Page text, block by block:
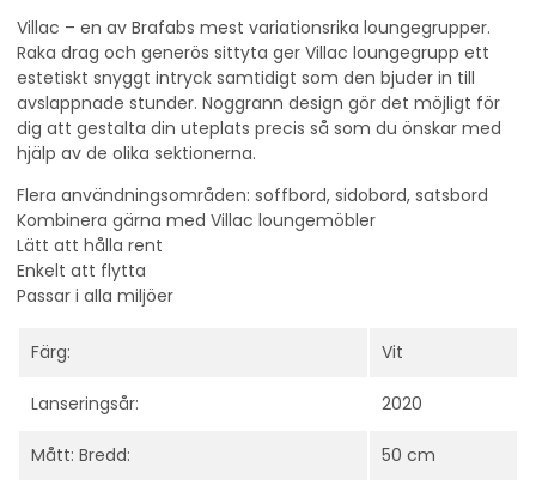
Villac – en av Brafabs mest variationsrika loungegrupper.
Raka drag och generös sittyta ger Villac loungegrupp ett
estetiskt snyggt intryck samtidigt som den bjuder in till
avslappnade stunder. Noggrann design gör det möjligt för
dig att gestalta din uteplats precis så som du önskar med
hjälp av de olika sektionerna.
Flera användningsområden: soffbord, sidobord, satsbord
Kombinera gärna med Villac loungemöbler
Lätt att hålla rent
Enkelt att flytta
Passar i alla miljöer
Färg: Vit
Lanseringsår: 2020
Mått: Bredd: 50 cm